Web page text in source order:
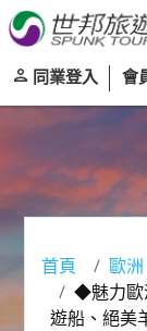
同業登入 會
首頁 歐洲
◆魅力歐
遊船、絕美